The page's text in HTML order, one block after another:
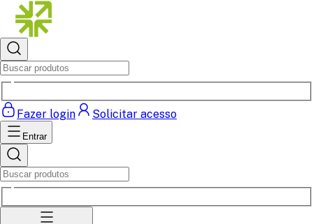
Fazer login Solicitar acesso
Entrar